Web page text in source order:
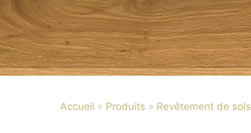
Accueil » Produits » Revêtement de sols